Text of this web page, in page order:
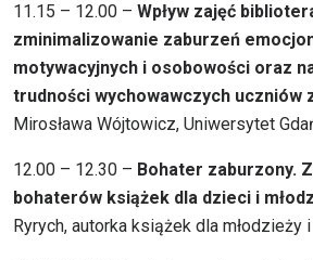
11.15 – 12.00 – Wpływ zajęć
zminimalizowanie zaburzeń
motywacyjnych i osobowości oraz
trudności wychowawczych uczniów
Mirosława Wójtowicz, Uniwersytet
12.00 – 12.30 – Bohater zaburzony.
bohaterów książek dla dzieci i
Ryrych, autorka książek dla młodzieży